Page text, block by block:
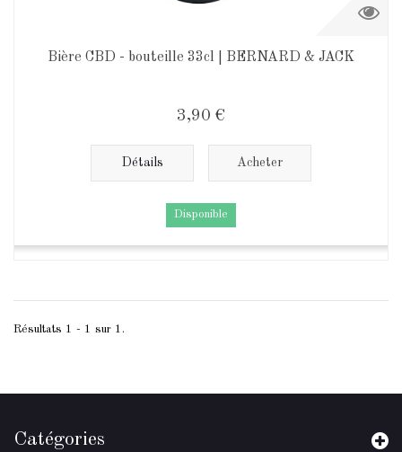
Bière CBD - bouteille 33cl | BERNARD & JACK
3,90 €
Détails Acheter
Disponible
Résultats 1 - 1 sur 1.
Catégories